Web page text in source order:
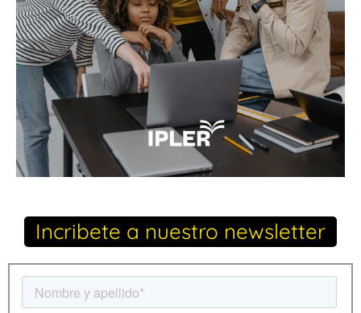
Incribete a nuestro newsletter